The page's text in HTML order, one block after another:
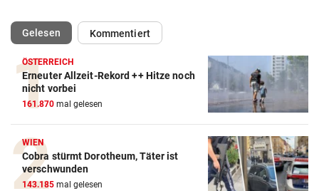
Gelesen(ausgewählt)Kommentiert
ÖSTERREICH
Erneuter Allzeit-Rekord ++ Hitze noch
nicht vorbei
161.870 mal gelesen
WIEN
Cobra stürmt Dorotheum, Täter ist
verschwunden
143.185 mal gelesen